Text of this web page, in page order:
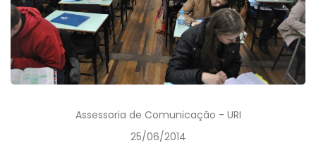
Assessoria de Comunicação - URI
25/06/2014